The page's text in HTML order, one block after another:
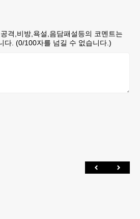
격,비방,욕설,음담패설등의 코멘트는
다. (0/100자를 넘길 수 없습니다.)